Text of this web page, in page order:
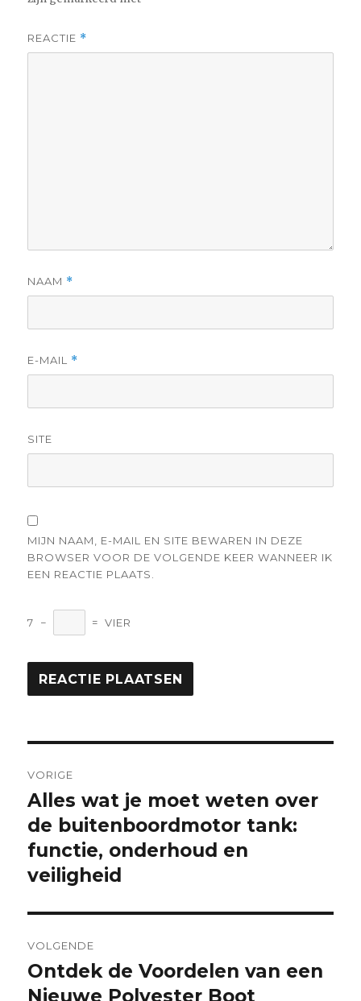
REACTIE *
NAAM *
E-MAIL *
SITE
MIJN NAAM, E-MAIL EN SITE BEWAREN IN DEZE
BROWSER VOOR DE VOLGENDE KEER WANNEER IK
EEN REACTIE PLAATS.
7 − = VIER
VORIGE
Vorige
bericht:
Alles wat je moet weten over
de buitenboordmotor tank:
functie, onderhoud en
veiligheid
VOLGENDE
Volgende
bericht:
Ontdek de Voordelen van een
Nieuwe Polyester Boot